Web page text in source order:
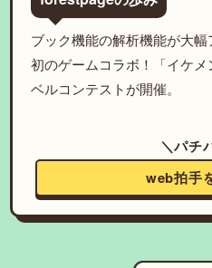
ブック機能の解析機能が大幅
初のゲームコラボ！「イケ
ベルコンテストが開催。
＼パチ
web拍手